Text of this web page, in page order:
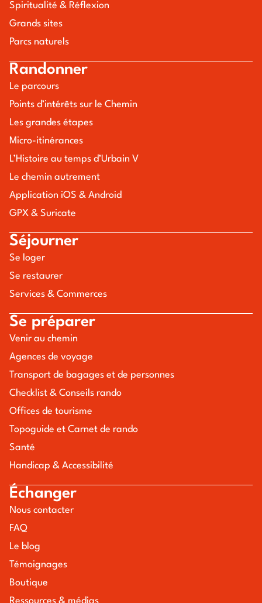
Spiritualité & Réflexion
Grands sites
Parcs naturels
Randonner
Le parcours
Points d’intérêts sur le Chemin
Les grandes étapes
Micro-itinérances
L’Histoire au temps d’Urbain V
Le chemin autrement
Application iOS & Android
GPX & Suricate
Séjourner
Se loger
Se restaurer
Services & Commerces
Se préparer
Venir au chemin
Agences de voyage
Transport de bagages et de personnes
Checklist & Conseils rando
Offices de tourisme
Topoguide et Carnet de rando
Santé
Handicap & Accessibilité
Échanger
Nous contacter
FAQ
Le blog
Témoignages
Boutique
Ressources & médias